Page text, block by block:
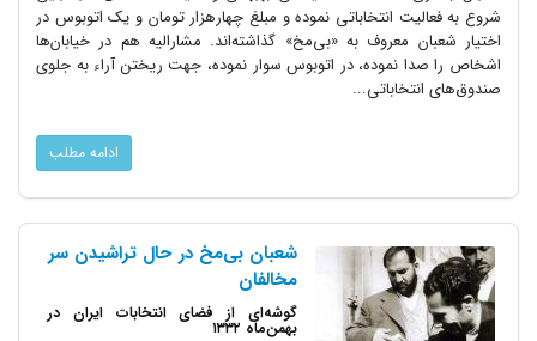
شروع به فعالیت انتخاباتی نموده و مبلغ چهارهزار تومان و یک اتوبوس در
اختیار شعبان معروف به «بی‌مخ» گذاشته‌اند. مشارالیه هم در خیابان‌ها
اشخاص را صدا نموده، در اتوبوس سوار نموده، جهت ریختن آراء به جلوی
صندوق‌های انتخاباتی...
ادامه مطلب
شعبان بی‌مخ در حال تراشیدن سر
مخالفان
گوشه‌ای از فضای انتخابات ایران در
بهمن‌ماه ۱۳۳۲